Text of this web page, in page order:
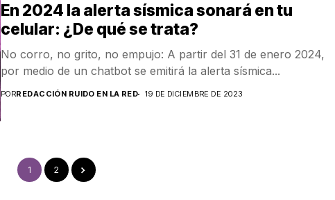
En 2024 la alerta sísmica sonará en tu
celular: ¿De qué se trata?
No corro, no grito, no empujo: A partir del 31 de enero 2024,
por medio de un chatbot se emitirá la alerta sísmica...
PORREDACCIÓN RUIDO EN LA RED 19 DE DICIEMBRE DE 2023
1 2